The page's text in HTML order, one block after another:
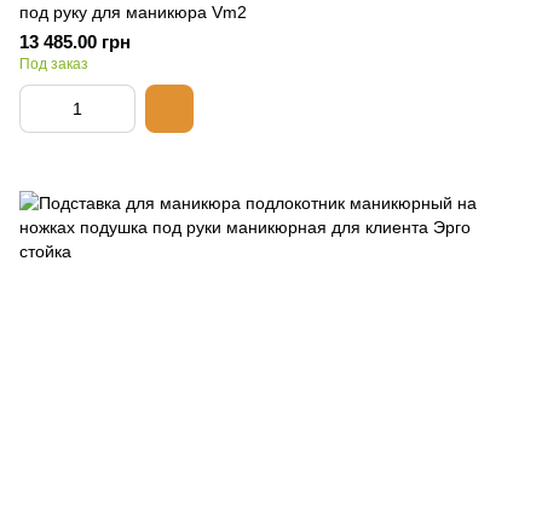
под руку для маникюра Vm2
13 485.00 грн
Под заказ